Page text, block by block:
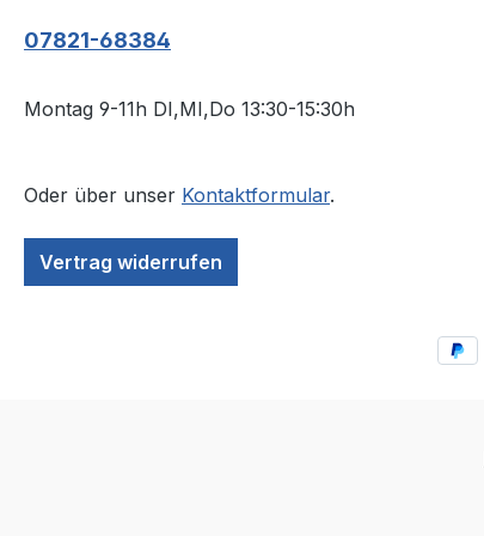
07821-68384
Montag 9-11h DI,MI,Do 13:30-15:30h
Oder über unser Kontaktformular.
Vertrag widerrufen